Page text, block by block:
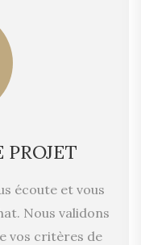
PROJET
écoute et vous
Nous validons
vos critères de